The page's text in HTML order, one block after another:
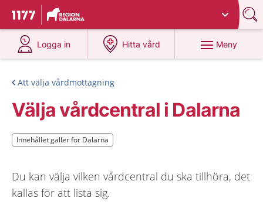
Till startsidan för 1177
Du har valt region
Logga in
på 1177.se
Hitta vård
på 1177.se
Meny
Att välja vårdmottagning
Välja vårdcentral i Dalarna
Innehållet gäller för Dalarna
Innehållet gäller för Dalarna
Du kan välja vilken vårdcentral du ska tillhöra, det
kallas för att lista sig.